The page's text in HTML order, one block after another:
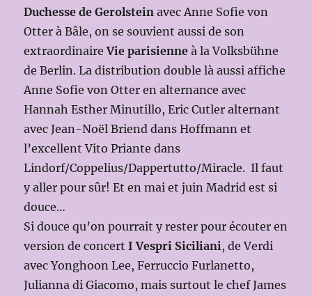
Duchesse de Gerolstein avec Anne Sofie von
Otter à Bâle, on se souvient aussi de son
extraordinaireVie parisienne à la Volksbühne
de Berlin. La distribution double là aussi affiche
Anne Sofie von Otter en alternance avec
Hannah Esther Minutillo, Eric Cutler alternant
avec Jean-Noël Briend dans Hoffmann et
l’excellent Vito Priante dans
Lindorf/Coppelius/Dappertutto/Miracle. Il faut
y aller pour sûr! Et en mai et juin Madrid est si
douce…
Si douce qu’on pourrait y rester pour écouter en
version de concertI Vespri Siciliani , de Verdi
avec Yonghoon Lee, Ferruccio Furlanetto,
Julianna di Giacomo, mais surtout le chef James